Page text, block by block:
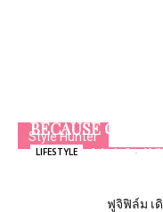
Style Hunter
BECAUSE OF
LIFESTYLE Admin2 - 10/
ฟูจิฟิล์ม เ